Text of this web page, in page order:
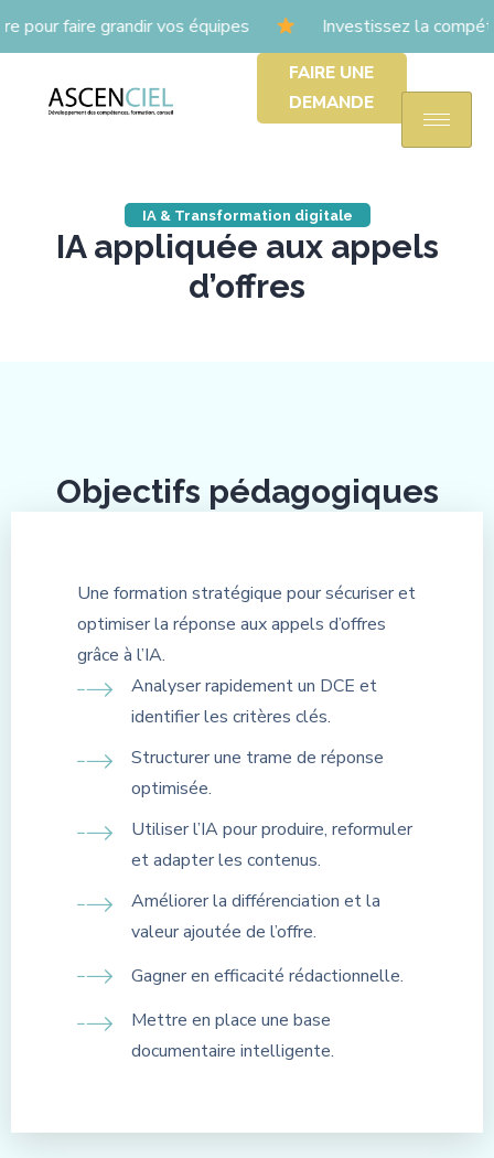
faire grandir vos équipes Investissez la
FAIRE UNE
DEMANDE
IA & Transformation digitale
IA appliquée aux appels
d’offres
Objectifs pédagogiques
Une formation stratégique pour sécuriser et
optimiser la réponse aux appels d’offres
grâce à l’IA.
Analyser rapidement un DCE et
identifier les critères clés.
Structurer une trame de réponse
optimisée.
Utiliser l’IA pour produire, reformuler
et adapter les contenus.
Améliorer la différenciation et la
valeur ajoutée de l’offre.
Gagner en efficacité rédactionnelle.
Mettre en place une base
documentaire intelligente.